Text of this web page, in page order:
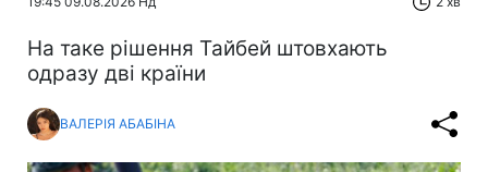
На таке рішення Тайбей штовхають
одразу дві країни
ВАЛЕРІЯ АБАБІНА